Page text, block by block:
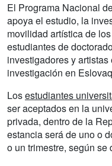
El Programa Nacional
apoya el estudio, la
movilidad artística de
estudiantes de
investigadores y
investigación en
Losestudiantes
ser aceptados en la
privada, dentro de la
estancia será de uno o
o un trimestre, según